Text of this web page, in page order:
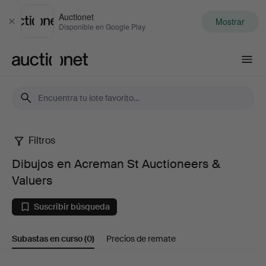
Cerrar
Auctionet
Disponible en Google Play Mostrar
Dibujos
en
Acreman
St
Filtros
Dibujos en Acreman St Auctioneers &
Valuers
Suscribir búsqueda
Subastas en curso(0) Precios de remate